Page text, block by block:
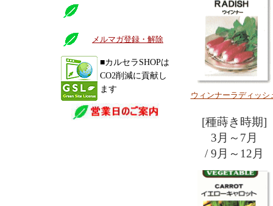
メルマガ登録・解除
■カルセラSHOPは
CO2削減に貢献し
ます
ウィンナーラディッシ
[種蒔き時期]
3月～7月
/ 9月～12月